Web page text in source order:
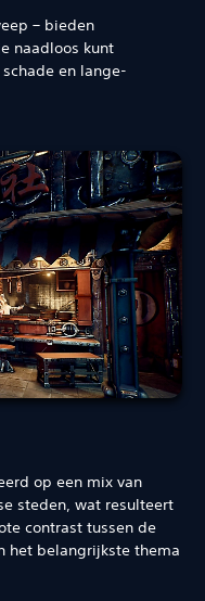
– bieden
naadloos kunt
en lange-
op een mix van
steden, wat resulteert
contrast tussen de
het belangrijkste thema